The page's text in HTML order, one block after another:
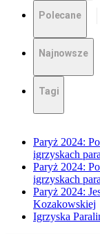
Polecane
Najnowsze
Tagi
Paryż 2024:
igrzyskach
Paryż 2024:
igrzyskach
Paryż 2024:
Kozakowskiej
Igrzyska